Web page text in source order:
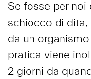
Se fosse per noi
schiocco di
da un organismo
pratica viene
2 giorni da